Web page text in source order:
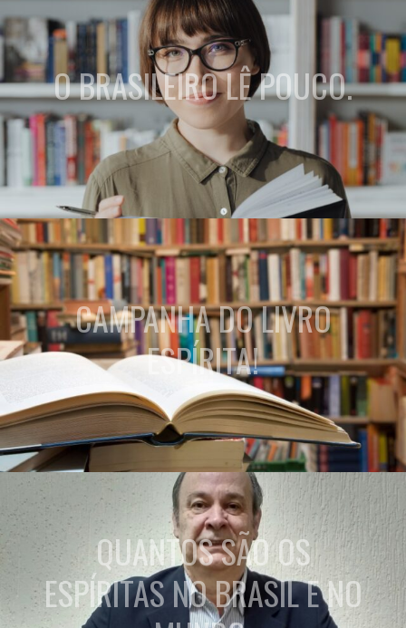
O BRASILEIRO LÊ POUCO.
CAMPANHA DO LIVRO
ESPÍRITA!
QUANTOS SÃO OS
ESPÍRITAS NO BRASIL E NO